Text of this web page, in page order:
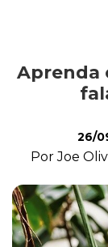
Aprenda
26/
Por Joe